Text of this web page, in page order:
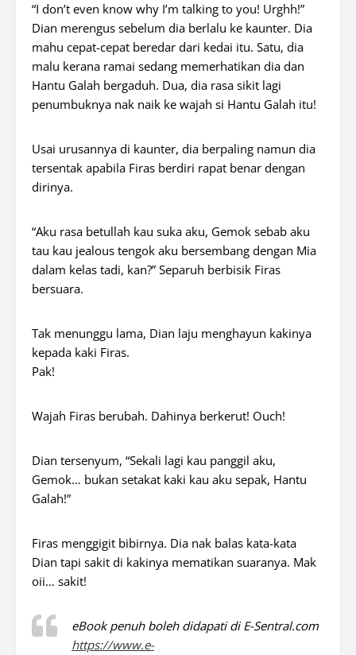
“I don’t even know why I’m talking to you! Urghh!”
Dian merengus sebelum dia berlalu ke kaunter. Dia
mahu cepat-cepat beredar dari kedai itu. Satu, dia
malu kerana ramai sedang memerhatikan dia dan
Hantu Galah bergaduh. Dua, dia rasa sikit lagi
penumbuknya nak naik ke wajah si Hantu Galah itu!
Usai urusannya di kaunter, dia berpaling namun dia
tersentak apabila Firas berdiri rapat benar dengan
dirinya.
“Aku rasa betullah kau suka aku, Gemok sebab aku
tau kau jealous tengok aku bersembang dengan Mia
dalam kelas tadi, kan?” Separuh berbisik Firas
bersuara.
Tak menunggu lama, Dian laju menghayun kakinya
kepada kaki Firas.
Pak!
Wajah Firas berubah. Dahinya berkerut! Ouch!
Dian tersenyum, “Sekali lagi kau panggil aku,
Gemok… bukan setakat kaki kau aku sepak, Hantu
Galah!”
Firas menggigit bibirnya. Dia nak balas kata-kata
Dian tapi sakit di kakinya mematikan suaranya. Mak
oii… sakit!
eBook penuh boleh didapati di E-Sentral.com
https://www.e-